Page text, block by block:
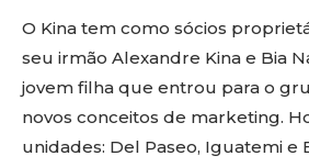
O Kina tem como sócios
seu irmão Alexandre Kina e Bia
jovem filha que entrou para o
novos conceitos de marketing.
unidades: Del Paseo, Iguatemi e